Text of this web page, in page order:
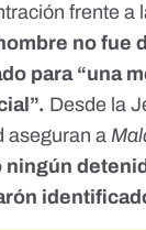
frente a
no fue
para “una
Desde la
aseguran a
ningún